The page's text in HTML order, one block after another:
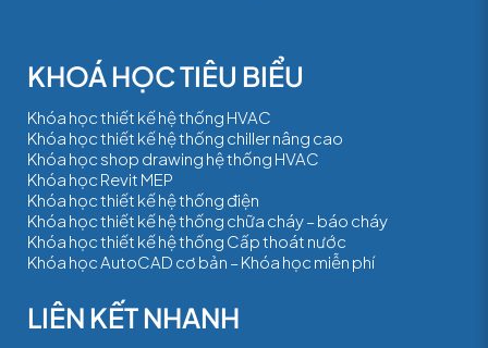
Khóa học thiết kế hệ thống HVAC
Khóa học thiết kế hệ thống chiller nâng cao
Khóa học shop drawing hệ thống HVAC
Khóa học Revit MEP
Khóa học thiết kế hệ thống điện
Khóa học thiết kế hệ thống chữa cháy – báo cháy
Khóa học thiết kế hệ thống Cấp thoát nước
Khóa học AutoCAD cơ bản – Khóa học miễn phí